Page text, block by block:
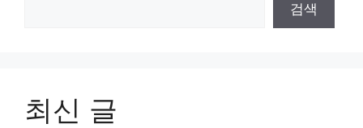
검색
최신 글